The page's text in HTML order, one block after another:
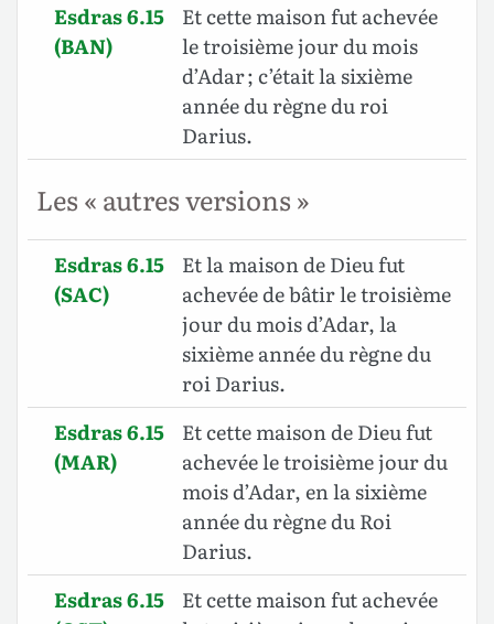
Esdras 6.15
(BAN)
Et cette maison fut achevée
le troisième jour du mois
d’Adar ; c’était la sixième
année du règne du roi
Darius.
Les « autres versions »
Esdras 6.15
(SAC)
Et la maison de Dieu fut
achevée de bâtir le troisième
jour du mois d’Adar, la
sixième année du règne du
roi Darius.
Esdras 6.15
(MAR)
Et cette maison de Dieu fut
achevée le troisième jour du
mois d’Adar, en la sixième
année du règne du Roi
Darius.
Esdras 6.15
Et cette maison fut achevée